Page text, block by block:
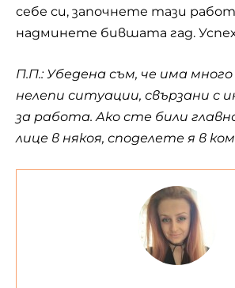
себе си, започнете тази
надминете бившата гад.
П.П.: Убедена съм, че има
нелепи ситуации, свързани
за работа. Ако сте били
лице в някоя, споделете я в